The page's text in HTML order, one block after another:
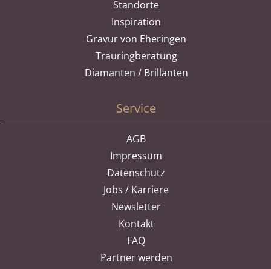
Standorte
Inspiration
Gravur von Eheringen
Trauringberatung
Diamanten / Brillanten
Service
AGB
Impressum
Datenschutz
Jobs / Karriere
Newsletter
Kontakt
FAQ
Partner werden